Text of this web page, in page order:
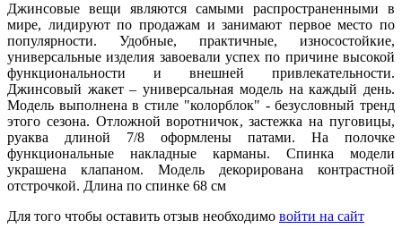
Джинсовые вещи являются самыми распространенными в
мире, лидируют по продажам и занимают первое место по
популярности. Удобные, практичные, износостойкие,
универсальные изделия завоевали успех по причине высокой
функциональности и внешней привлекательности.
Джинсовый жакет – универсальная модель на каждый день.
Модель выполнена в стиле "колорблок" - безусловный тренд
этого сезона. Отложной воротничок, застежка на пуговицы,
руаква длиной 7/8 оформлены патами. На полочке
функциональные накладные карманы. Спинка модели
украшена клапаном. Модель декорирована контрастной
отстрочкой. Длина по спинке 68 см
Для того чтобы оставить отзыв необходимо войти на сайт